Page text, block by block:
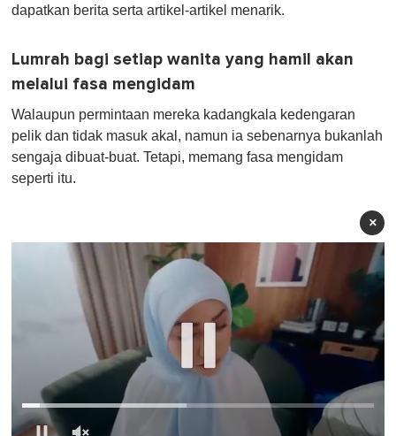
dapatkan berita serta artikel-artikel menarik.
Lumrah bagi setiap wanita yang hamil akan
melalui fasa mengidam
Walaupun permintaan mereka kadangkala kedengaran
pelik dan tidak masuk akal, namun ia sebenarnya bukanlah
sengaja dibuat-buat. Tetapi, memang fasa mengidam
seperti itu.
×